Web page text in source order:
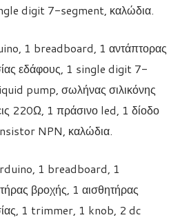
digit 7-segment, καλώδια.
1 breadboard, 1 αντάπτορας
εδάφους, 1 single digit 7-
pump, σωλήνας σιλικόνης
220Ω, 1 πράσινο led, 1 δίοδο
NPN, καλώδια.
1 breadboard, 1
βροχής, 1 αισθητήρας
1 trimmer, 1 knob, 2 dc